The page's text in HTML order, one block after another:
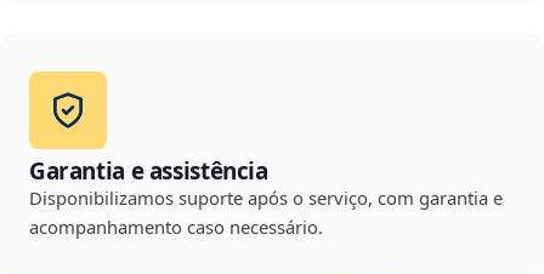
Garantia e assistência
Disponibilizamos suporte após o serviço, com garantia e
acompanhamento caso necessário.